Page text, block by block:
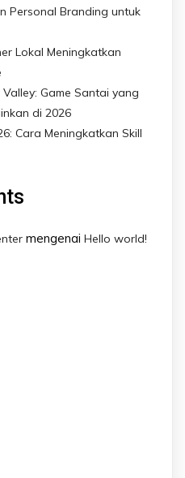
Personal Branding untuk
Lokal Meningkatkan
Game Santai yang
di 2026
Cara Meningkatkan Skill
mengenai Hello world!